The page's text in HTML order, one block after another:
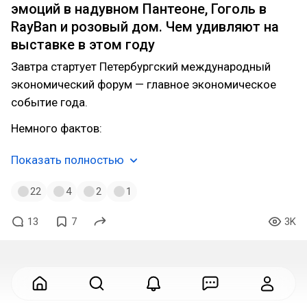
эмоций в надувном Пантеоне, Гоголь в
RayBan и розовый дом. Чем удивляют на
выставке в этом году
Завтра стартует Петербургский международный
экономический форум — главное экономическое
событие года.
Немного фактов:
Показать полностью
22 4 2 1
13 7 3K